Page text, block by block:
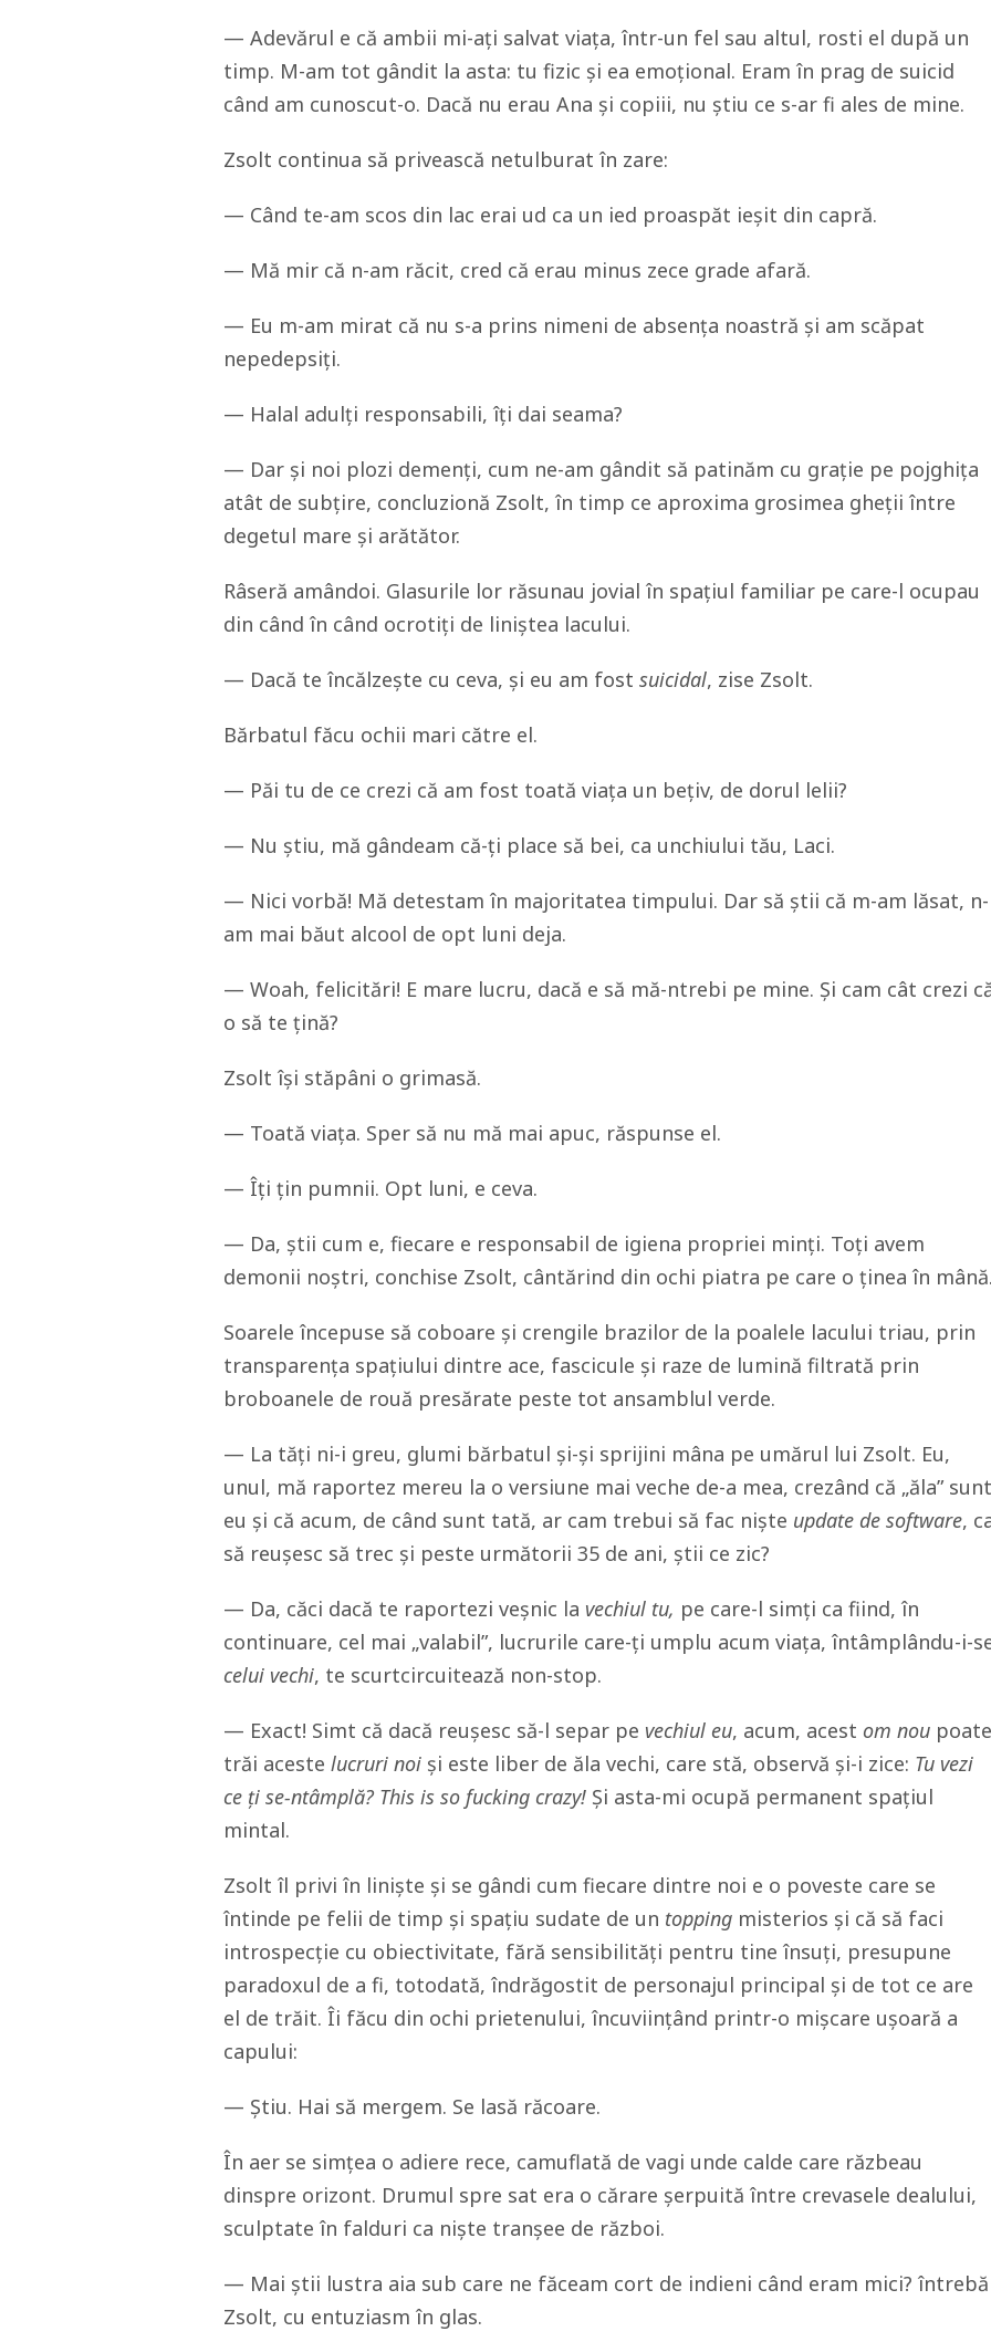
— Adevărul e că ambii mi-ați salvat viața, într-un fel sau altul, rosti el după un
timp. M-am tot gândit la asta: tu fizic și ea emoțional. Eram în prag de suicid
când am cunoscut-o. Dacă nu erau Ana și copiii, nu știu ce s-ar fi ales de mine.
Zsolt continua să privească netulburat în zare:
— Când te-am scos din lac erai ud ca un ied proaspăt ieșit din capră.
— Mă mir că n-am răcit, cred că erau minus zece grade afară.
— Eu m-am mirat că nu s-a prins nimeni de absența noastră și am scăpat
nepedepsiți.
— Halal adulți responsabili, îți dai seama?
— Dar și noi plozi demenți, cum ne-am gândit să patinăm cu grație pe pojghița
atât de subțire, concluzionă Zsolt, în timp ce aproxima grosimea gheții între
degetul mare și arătător.
Râseră amândoi. Glasurile lor răsunau jovial în spațiul familiar pe care-l ocupau
din când în când ocrotiți de liniștea lacului.
— Dacă te încălzește cu ceva, și eu am fost suicidal, zise Zsolt.
Bărbatul făcu ochii mari către el.
— Păi tu de ce crezi că am fost toată viața un bețiv, de dorul lelii?
— Nu știu, mă gândeam că-ți place să bei, ca unchiului tău, Laci.
— Nici vorbă! Mă detestam în majoritatea timpului. Dar să știi că m-am lăsat, n-
am mai băut alcool de opt luni deja.
— Woah, felicitări! E mare lucru, dacă e să mă-ntrebi pe mine. Și cam cât crezi
o să te țină?
Zsolt își stăpâni o grimasă.
— Toată viața. Sper să nu mă mai apuc, răspunse el.
— Îți țin pumnii. Opt luni, e ceva.
— Da, știi cum e, fiecare e responsabil de igiena propriei minți. Toți avem
demonii noștri, conchise Zsolt, cântărind din ochi piatra pe care o ținea în
Soarele începuse să coboare și crengile brazilor de la poalele lacului triau, prin
transparența spațiului dintre ace, fascicule și raze de lumină filtrată prin
broboanele de rouă presărate peste tot ansamblul verde.
— La tăți ni-i greu, glumi bărbatul și-și sprijini mâna pe umărul lui Zsolt. Eu,
unul, mă raportez mereu la o versiune mai veche de-a mea, crezând că „ăla” sunt
eu și că acum, de când sunt tată, ar cam trebui să fac niște update de software,
să reușesc să trec și peste următorii 35 de ani, știi ce zic?
— Da, căci dacă te raportezi veșnic la vechiul tu, pe care-l simți ca fiind, în
continuare, cel mai „valabil”, lucrurile care-ți umplu acum viața, întâmplându-i-
celui vechi, te scurtcircuitează non-stop.
— Exact! Simt că dacă reușesc să-l separ pe vechiul eu, acum, acest om nou poate
trăi aceste lucruri noi și este liber de ăla vechi, care stă, observă și-i zice: Tu vezi
ce ți se-ntâmplă? This is so fucking crazy! Și asta-mi ocupă permanent spațiul
mintal.
Zsolt îl privi în liniște și se gândi cum fiecare dintre noi e o poveste care se
întinde pe felii de timp și spațiu sudate de un topping misterios și că să faci
introspecție cu obiectivitate, fără sensibilități pentru tine însuți, presupune
paradoxul de a fi, totodată, îndrăgostit de personajul principal și de tot ce are
el de trăit. Îi făcu din ochi prietenului, încuviințând printr-o mișcare ușoară a
capului:
— Știu. Hai să mergem. Se lasă răcoare.
În aer se simțea o adiere rece, camuflată de vagi unde calde care răzbeau
dinspre orizont. Drumul spre sat era o cărare șerpuită între crevasele dealului,
sculptate în falduri ca niște tranșee de război.
— Mai știi lustra aia sub care ne făceam cort de indieni când eram mici? întrebă
Zsolt, cu entuziasm în glas.